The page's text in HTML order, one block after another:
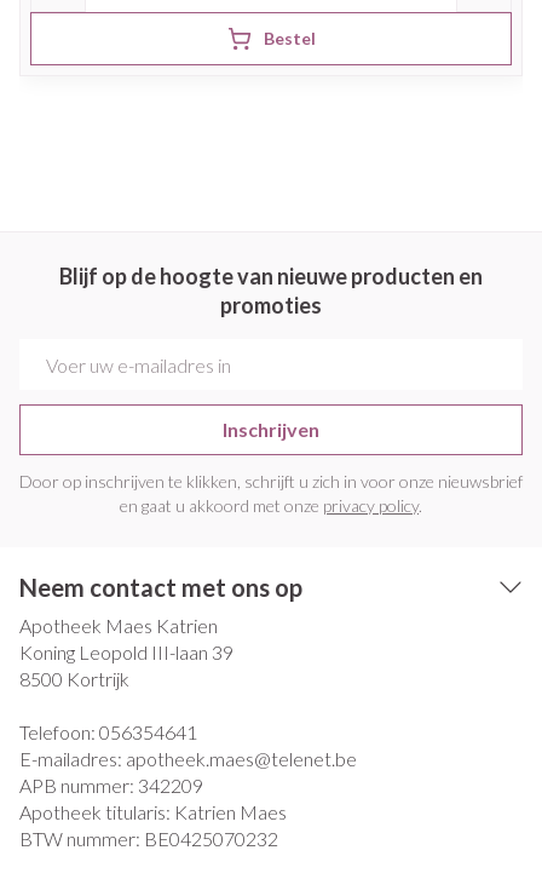
Bestel
Blijf op de hoogte van nieuwe producten en
promoties
Inschrijven
Door op inschrijven te klikken, schrijft u zich in voor onze nieuwsbrief
en gaat u akkoord met onze privacy policy.
Neem contact met ons op
Apotheek Maes Katrien
Koning Leopold III-laan 39
8500 Kortrijk
Telefoon: 056354641
E-mailadres: apotheek.maes@telenet.be
APB nummer: 342209
Apotheek titularis: Katrien Maes
BTW nummer: BE0425070232